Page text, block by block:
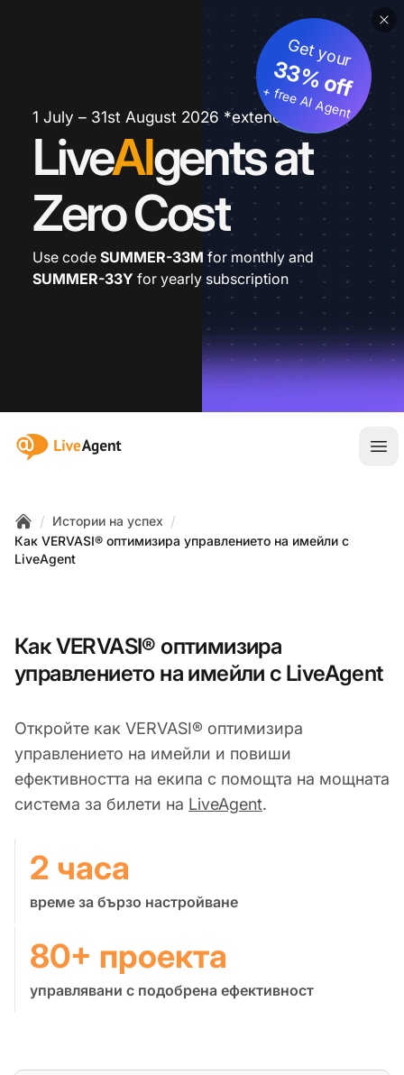
1 July – 31st August 2026 *extended
LiveAIgents at
Zero Cost
Get your
33% off
+ free AI Agent
Use code SUMMER-33M for monthly and
SUMMER-33Y for yearly subscription
:site.title
Home
/ Истории на успех /
Как VERVASI® оптимизира управлението на имейли с
LiveAgent
Как VERVASI® оптимизира
управлението на имейли с LiveAgent
Откройте как VERVASI® оптимизира
управлението на имейли и повиши
ефективността на екипа с помощта на мощната
система за билети на LiveAgent.
2 часа
време за бързо настройване
80+ проекта
управлявани с подобрена ефективност